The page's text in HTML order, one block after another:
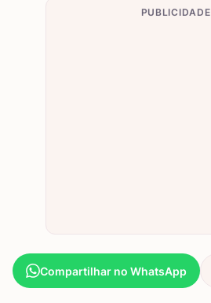
PUBLICIDADE
Compartilhar no WhatsApp